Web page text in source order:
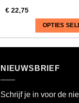
€22,75
OPTIES
heeft
Deze
NIEUWSBRIEF
Schrijf je in voor de